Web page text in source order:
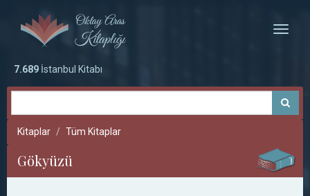
Toggle
7.689 İstanbul Kitabı
Kitaplar Tüm Kitaplar
Gökyüzü